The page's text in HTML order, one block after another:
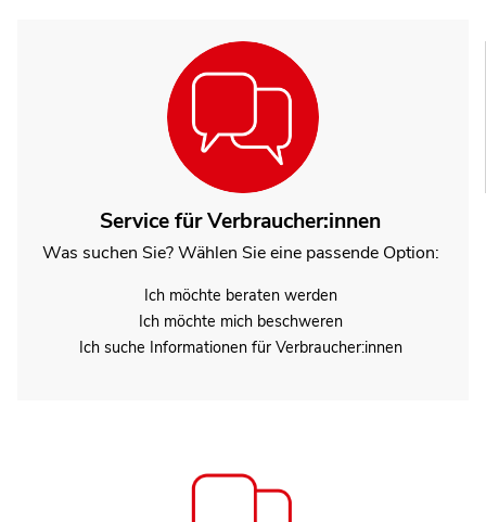
Service für Verbraucher:innen
Was suchen Sie? Wählen Sie eine passende Option:
Ich möchte beraten werden
Ich möchte mich beschweren
Ich suche Informationen für Verbraucher:innen